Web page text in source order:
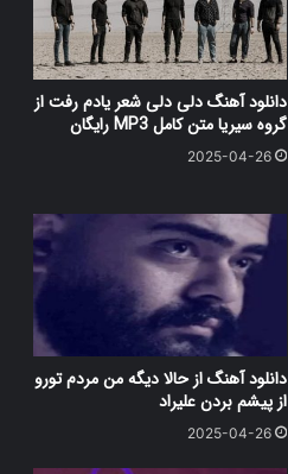
دانلود آهنگ دلی دلی شعر یادم رفت از
گروه سیریا متن کامل MP3 رایگان
2025-04-26
دانلود آهنگ از حالا دیگه من مردم تورو
از پیشم بردن علیراد
2025-04-26